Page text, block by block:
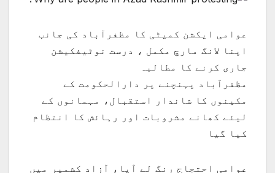
عوامی ایکشن کمیٹی کا مظفرآباد کی جانب
اپنا لانگ مارچ مکمل ، درست نوٹیفکیشن
جاری کرنے کا مطالبہ
مظفرآباد پہنچنے پر دارالحکومت کے
مکینوں کا شاندار استقبال، مہمانوں کے
لیئے کھانے مشروبات اور رہائش کا انتظام
کیا گیا
عوامی احتجاج رنگ لے آیا، آزاد کشمیر میں